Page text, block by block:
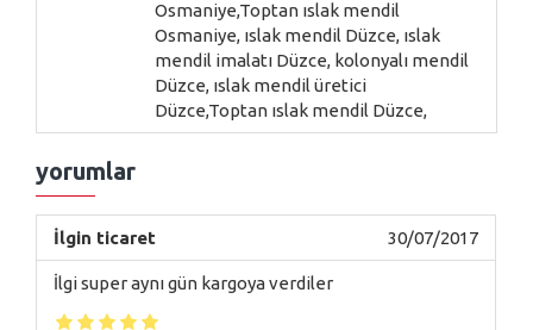
yorumlar
İlgin ticaret 30/07/2017
İlgi super aynı gün kargoya verdiler